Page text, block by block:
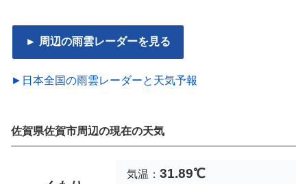
► 周辺の雨雲レーダーを見る
►日本全国の雨雲レーダーと天気予報
佐賀県佐賀市周辺の現在の天気
気温： 31.89℃